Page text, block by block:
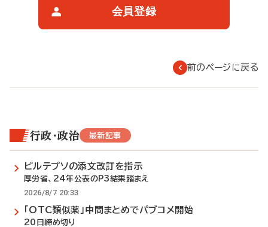
会員登録
前のページに戻る
行政・政治 最新記事
ビルテプソの添文改訂を指示
厚労省、24年公表のP3結果踏まえ
2026/8/7 20:33
「OTC類似薬」中間まとめでパブコメ開始
20日締め切り